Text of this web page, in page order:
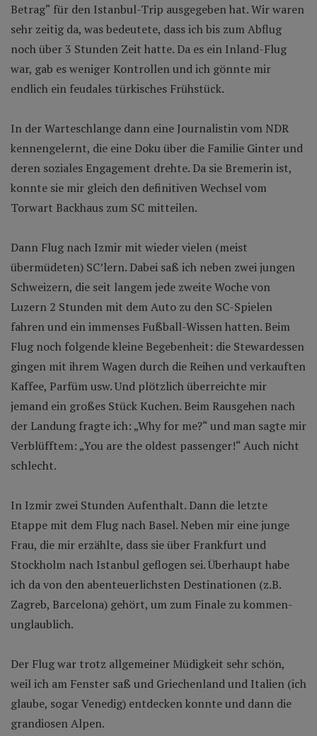
Betrag“ für den Istanbul-Trip ausgegeben hat. Wir waren
sehr zeitig da, was bedeutete, dass ich bis zum Abflug
noch über 3 Stunden Zeit hatte. Da es ein Inland-Flug
war, gab es weniger Kontrollen und ich gönnte mir
endlich ein feudales türkisches Frühstück.
In der Warteschlange dann eine Journalistin vom NDR
kennengelernt, die eine Doku über die Familie Ginter und
deren soziales Engagement drehte. Da sie Bremerin ist,
konnte sie mir gleich den definitiven Wechsel vom
Torwart Backhaus zum SC mitteilen.
Dann Flug nach Izmir mit wieder vielen (meist
übermüdeten) SC’lern. Dabei saß ich neben zwei jungen
Schweizern, die seit langem jede zweite Woche von
Luzern 2 Stunden mit dem Auto zu den SC-Spielen
fahren und ein immenses Fußball-Wissen hatten. Beim
Flug noch folgende kleine Begebenheit: die Stewardessen
gingen mit ihrem Wagen durch die Reihen und verkauften
Kaffee, Parfüm usw. Und plötzlich überreichte mir
jemand ein großes Stück Kuchen. Beim Rausgehen nach
der Landung fragte ich: „Why for me?“ und man sagte mir
Verblüfftem: „You are the oldest passenger!“ Auch nicht
schlecht.
In Izmir zwei Stunden Aufenthalt. Dann die letzte
Etappe mit dem Flug nach Basel. Neben mir eine junge
Frau, die mir erzählte, dass sie über Frankfurt und
Stockholm nach Istanbul geflogen sei. Überhaupt habe
ich da von den abenteuerlichsten Destinationen (z.B.
Zagreb, Barcelona) gehört, um zum Finale zu kommen-
unglaublich.
Der Flug war trotz allgemeiner Müdigkeit sehr schön,
weil ich am Fenster saß und Griechenland und Italien (ich
glaube, sogar Venedig) entdecken konnte und dann die
grandiosen Alpen.